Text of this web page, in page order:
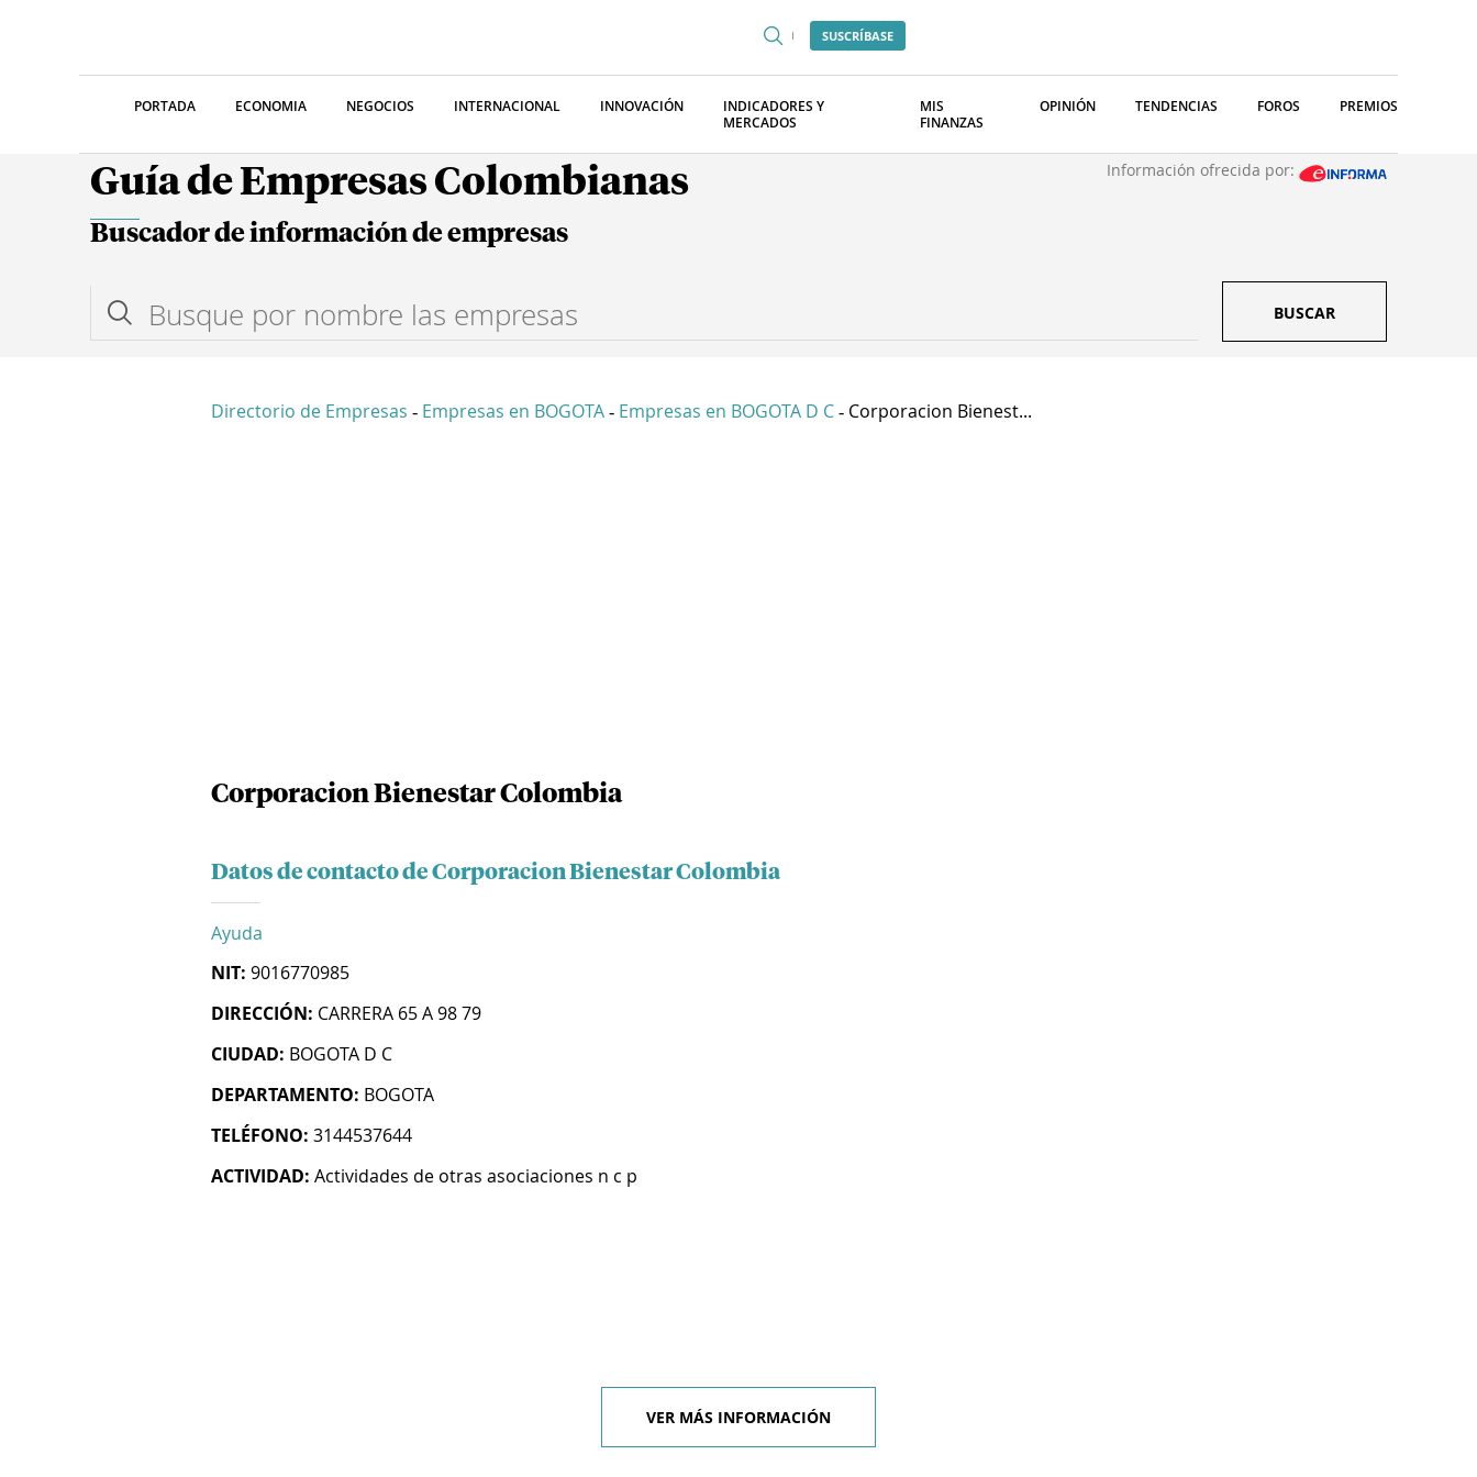
SUSCRÍBASE
PORTADA ECONOMIA NEGOCIOS INTERNACIONAL INNOVACIÓN
INDICADORES Y
MERCADOS
MIS
FINANZAS
OPINIÓN TENDENCIAS FOROS PREMIOS
Guía de Empresas Colombianas Información ofrecida por:
Buscador de información de empresas
BUSCAR
Directorio de Empresas - Empresas en BOGOTA - Empresas en BOGOTA D C - Corporacion Bienest...
Corporacion Bienestar Colombia
Datos de contacto de Corporacion Bienestar Colombia
Ayuda
NIT: 9016770985
DIRECCIÓN: CARRERA 65 A 98 79
CIUDAD: BOGOTA D C
DEPARTAMENTO: BOGOTA
TELÉFONO: 3144537644
ACTIVIDAD: Actividades de otras asociaciones n c p
VER MÁS INFORMACIÓN